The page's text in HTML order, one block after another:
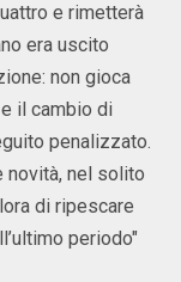
e rimetterà
era uscito
non gioca
il cambio di
penalizzato.
novità, nel solito
di ripescare
periodo"